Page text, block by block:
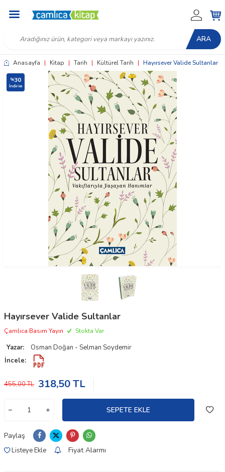
ARA
Anasayfa | Kitap | Tarih | Kültürel Tarih | Hayırsever Valide Sultanlar
%30
İndirim
Hayırsever Valide Sultanlar
Çamlıca Basım Yayın Stokta Var
Yazar:
Osman Doğan - Selman Soydemir
İncele:
455,00TL 318,50TL
SEPETE EKLE
Paylaş
Listeye Ekle Fiyat Alarmı